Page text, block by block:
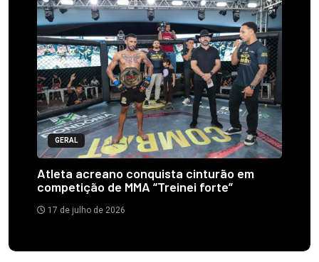
GERAL
Atleta acreano conquista cinturão em
competição de MMA “Treinei forte”
17 de julho de 2026